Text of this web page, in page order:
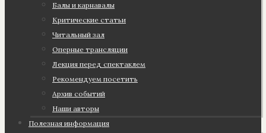
Балы и карнавалы
Критические статьи
Читальный зал
Оперные трансляции
Лекция перед спектаклем
Рекомендуем посетить
Архив событий
Наши авторы
Полезная информация